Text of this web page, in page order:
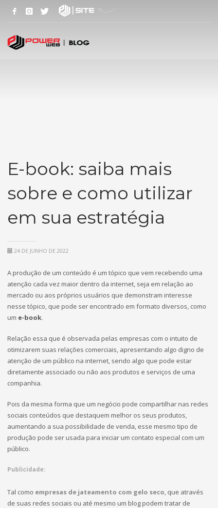
E-book: saiba mais
sobre e como utilizar
em sua estratégia
24 DE JUNHO DE 2022
A produção de um conteúdo é um tópico que vem recebendo uma
atenção cada vez maior dentro da internet, seja em relação ao
mercado ou aos próprios usuários que demonstram interesse
nesse tópico, que pode ser encontrado em formato diversos, como
um e-book.
Relação essa que é observada pelas empresas com o intuito de
otimizarem suas relações comerciais, apresentando algo digno de
atenção de um público na internet, sendo algo que pode estar
diretamente associado ou não aos produtos e serviços de uma
companhia.
Pois da mesma forma que um negócio pode compartilhar nas redes
sociais conteúdos que destaquem melhor os seus produtos,
aumentando a sua possibilidade de venda, esse mesmo tipo de
produção pode ser usada para iniciar um contato especial com um
público.
Publicidade:
Tal como empresas de jateamento com gelo seco, que através
de suas redes sociais ou até mesmo um blog podem tratar de